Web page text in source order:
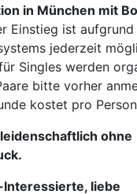
in München mit
Einstieg ist aufgrund
jederzeit
Singles werden
bitte vorher
kostet pro
ohne
Interessierte, liebe